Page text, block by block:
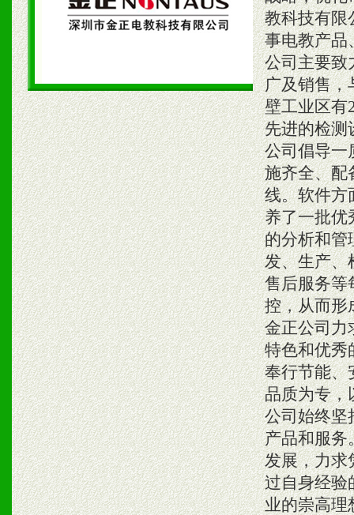
教科技有限
事电教产品
公司主要致
广及销售，
壁工业区有
先进的检测
公司倡导一
施齐全、配
线。软件方
养了一批优
的分析和管
发、生产、
售后服务等
控，从而形
金正公司力
特色和优秀
奉行节能、
品质为专，
公司始终坚
产品和服务
发展，力求
过自身经验
业的崇高理